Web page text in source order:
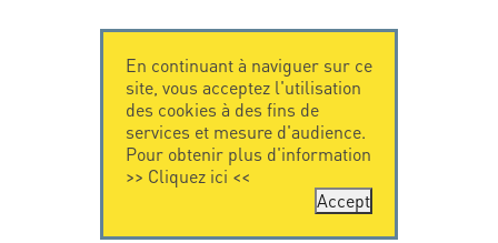
En continuant à naviguer sur ce
site, vous acceptez l'utilisation
des cookies à des fins de
services et mesure d'audience.
Pour obtenir plus d'information
>> Cliquez ici <<
Accept